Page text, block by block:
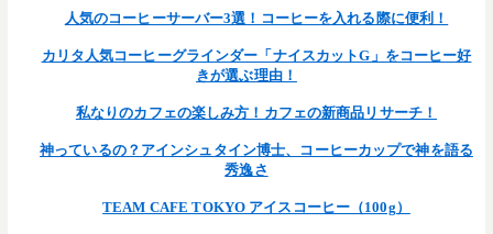
人気のコーヒーサーバー3選！コーヒーを入れる際に便利！
カリタ人気コーヒーグラインダー「ナイスカットG」をコーヒー好
きが選ぶ理由！
私なりのカフェの楽しみ方！カフェの新商品リサーチ！
神っているの？アインシュタイン博士、コーヒーカップで神を語る
秀逸さ
TEAM CAFE TOKYO アイスコーヒー（100g）